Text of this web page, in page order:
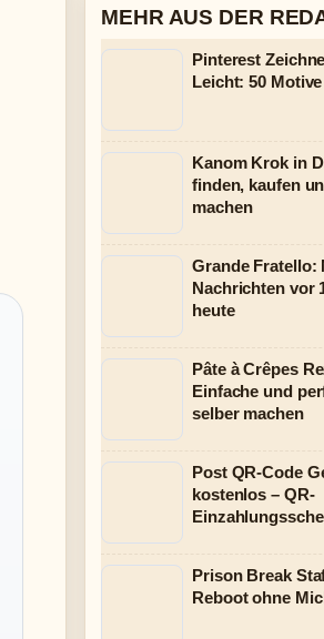
MEHR AUS DER
Pinterest
Leicht: 50
Kanom Krok in
finden, kaufen
machen
Grande Fratello:
Nachrichten vor
heute
Pâte à Crêpes
Einfache und
selber machen
Post QR-Code
kostenlos – QR-
Prison Break
Reboot ohne